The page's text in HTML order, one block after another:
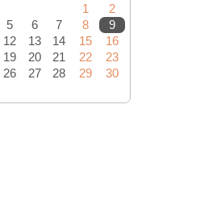
1
2
5 6 7 8
9
12 13 14 15
16
19 20 21 22
23
26 27 28 29
30